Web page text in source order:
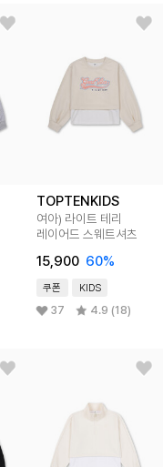
TOPTENKIDS
여아) 라이트 테리
레이어드 스웨트셔츠
15,900 60%
쿠폰 KIDS
37 4.9 (18)